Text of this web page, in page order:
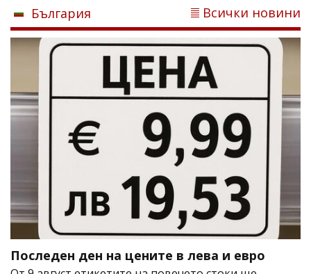
България Всички новини
Последен ден на цените в лева и евро